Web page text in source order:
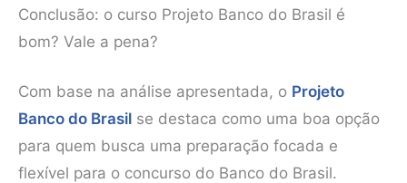
Conclusão: o curso Projeto Banco do Brasil é
bom? Vale a pena?
Com base na análise apresentada, o Projeto
Banco do Brasil se destaca como uma boa opção
para quem busca uma preparação focada e
flexível para o concurso do Banco do Brasil.